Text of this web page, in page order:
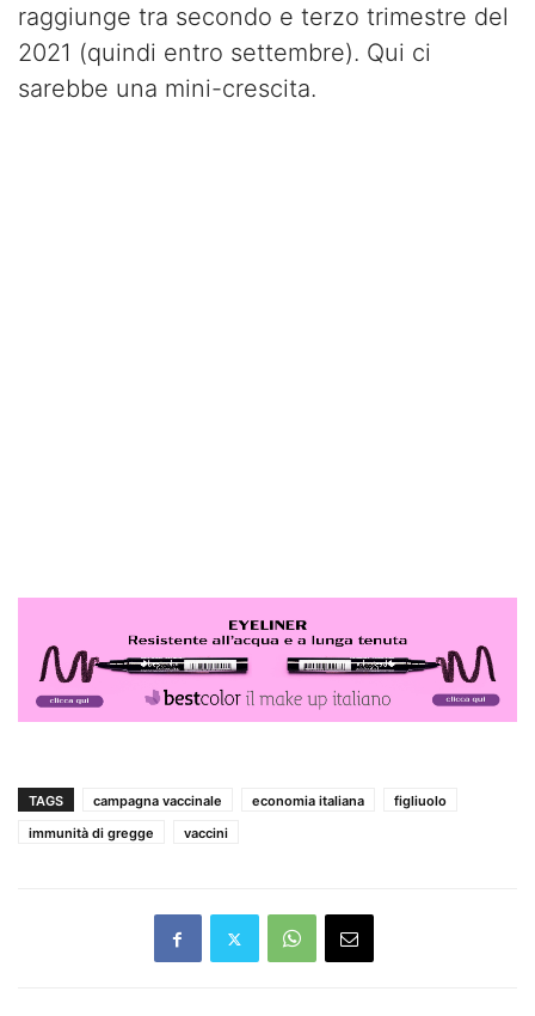
raggiunge tra secondo e terzo trimestre del
2021 (quindi entro settembre). Qui ci
sarebbe una mini-crescita.
TAGS campagna vaccinale economia italiana
figliuolo
immunità di gregge
vaccini